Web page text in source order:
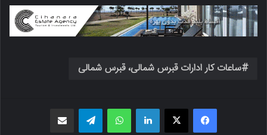
ساعات کار ادارات قبرس شمالی، قبرس شمالی
فیسبوک X لینکدین واتس اپ